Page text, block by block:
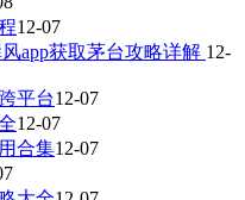
12-07
app获取茅台攻略详解 12-
平台12-07
12-07
合集12-07